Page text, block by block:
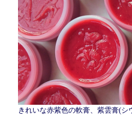
きれいな赤紫色の軟膏、紫雲膏(シ